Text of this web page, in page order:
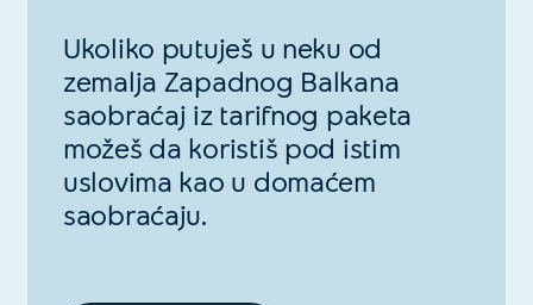
Ukoliko putuješ u neku od
zemalja Zapadnog Balkana
saobraćaj iz tarifnog paketa
možeš da koristiš pod istim
uslovima kao u domaćem
saobraćaju.